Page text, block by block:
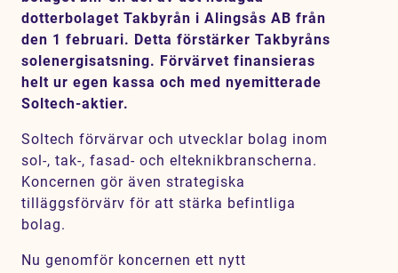
Jobb
Kontakt
SV EN
dotterbolaget Takbyrån i Alingsås AB från
den 1 februari. Detta förstärker Takbyråns
solenergisatsning. Förvärvet finansieras
helt ur egen kassa och med nyemitterade
Soltech-aktier.
Soltech förvärvar och utvecklar bolag inom
sol-, tak-, fasad- och elteknikbranscherna.
Koncernen gör även strategiska
tilläggsförvärv för att stärka befintliga
bolag.
Nu genomför koncernen ett nytt